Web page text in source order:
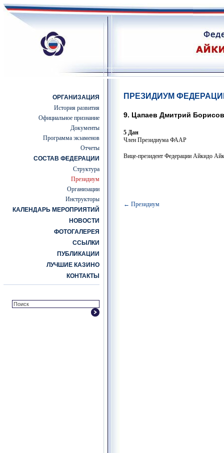
ОРГАНИЗАЦИЯ
История развития
Официальное признание
Документы
Программа экзаменов
Отчеты
СОСТАВ ФЕДЕРАЦИИ
Структура
Президиум
Организации
Инструкторы
КАЛЕНДАРЬ МЕРОПРИЯТИЙ
НОВОСТИ
ФОТОГАЛЕРЕЯ
ССЫЛКИ
ПУБЛИКАЦИИ
ЛУЧШИЕ КАЗИНО
КОНТАКТЫ
ПРЕЗИДИУМ
9. Цапаев Дмитрий
5 Дан
Член Президиума ФААР
Вице-президент Федерации Айкидо
← Президиум